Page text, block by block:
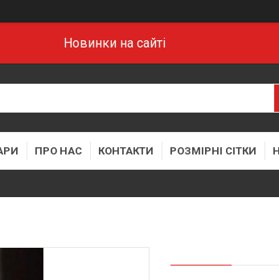
Новинки на сайті
ПРО НАС КОНТАКТИ РОЗМІРНІ СІТКИ